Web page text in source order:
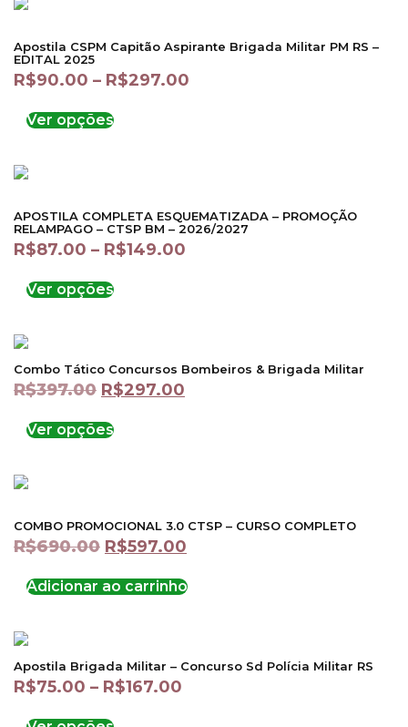
Apostila CSPM Capitão Aspirante Brigada Militar PM RS –
EDITAL 2025
R$90.00 – R$297.00
Ver opções
APOSTILA COMPLETA ESQUEMATIZADA – PROMOÇÃO
RELAMPAGO – CTSP BM – 2026/2027
R$87.00 – R$149.00
Ver opções
Combo Tático Concursos Bombeiros & Brigada Militar
R$397.00 R$297.00
Ver opções
COMBO PROMOCIONAL 3.0 CTSP – CURSO COMPLETO
R$690.00 R$597.00
Adicionar ao carrinho
Apostila Brigada Militar – Concurso Sd Polícia Militar RS
R$75.00 – R$167.00